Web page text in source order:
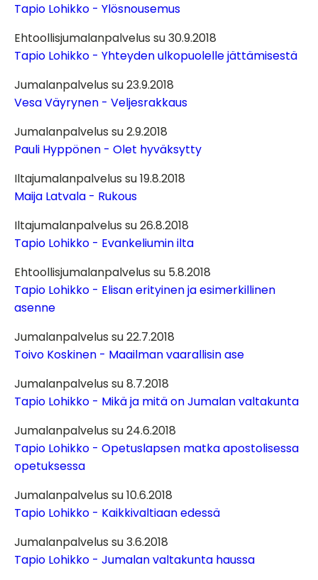
Tapio Lohikko - Ylösnousemus
Ehtoollisjumalanpalvelus su 30.9.2018
Tapio Lohikko - Yhteyden ulkopuolelle jättämisestä
Jumalanpalvelus su 23.9.2018
Vesa Väyrynen - Veljesrakkaus
Jumalanpalvelus su 2.9.2018
Pauli Hyppönen - Olet hyväksytty
Iltajumalanpalvelus su 19.8.2018
Maija Latvala - Rukous
Iltajumalanpalvelus su 26.8.2018
Tapio Lohikko - Evankeliumin ilta
Ehtoollisjumalanpalvelus su 5.8.2018
Tapio Lohikko - Elisan erityinen ja esimerkillinen
asenne
Jumalanpalvelus su 22.7.2018
Toivo Koskinen - Maailman vaarallisin ase
Jumalanpalvelus su 8.7.2018
Tapio Lohikko - Mikä ja mitä on Jumalan valtakunta
Jumalanpalvelus su 24.6.2018
Tapio Lohikko - Opetuslapsen matka apostolisessa
opetuksessa
Jumalanpalvelus su 10.6.2018
Tapio Lohikko - Kaikkivaltiaan edessä
Jumalanpalvelus su 3.6.2018
Tapio Lohikko - Jumalan valtakunta haussa